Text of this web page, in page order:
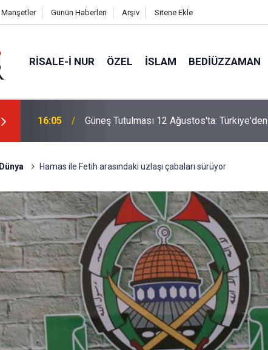
Manşetler Günün Haberleri Arşiv Sitene Ekle
RISALE-I NUR ÖZEL İSLAM BEDIÜZZAMAN
16:05 Güneş Tutulması 12 Ağustos'ta:
Dünya Hamas ile Fetih arasındaki uzlaşı çabaları sürüyor